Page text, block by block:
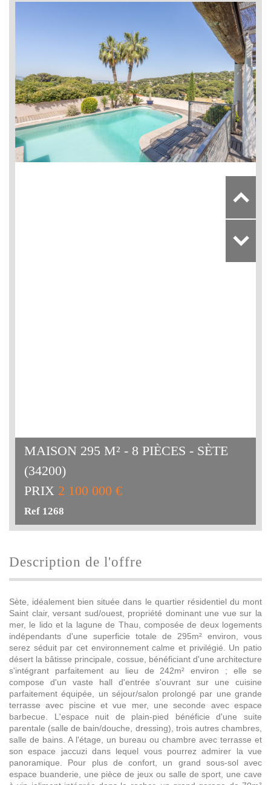
MAISON 295 M² - 8 PIÈCES - SÈTE
(34200)
PRIX 2 100 000 €
Ref 1268
description de l'offre
Sète, idéalement bien située dans le quartier résidentiel du mont
Saint clair, versant sud/ouest, propriété dominant une vue sur la
mer, le lido et la lagune de Thau, composée de deux logements
indépendants d'une superficie totale de 295m² environ, vous
serez séduit par cet environnement calme et privilégié. Un patio
désert la bâtisse principale, cossue, bénéficiant d'une architecture
s'intégrant parfaitement au lieu de 242m² environ ; elle se
compose d'un vaste hall d'entrée s'ouvrant sur une cuisine
parfaitement équipée, un séjour/salon prolongé par une grande
terrasse avec piscine et vue mer, une seconde avec espace
barbecue. L'espace nuit de plain-pied bénéficie d'une suite
parentale (salle de bain/douche, dressing), trois autres chambres,
salle de bains. A l'étage, un bureau ou chambre avec terrasse et
son espace jaccuzi dans lequel vous pourrez admirer la vue
panoramique. Pour plus de confort, un grand sous-sol avec
espace buanderie, une pièce de jeux ou salle de sport, une cave